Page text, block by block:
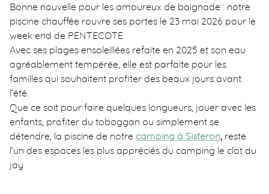
Bonne nouvelle pour les amoureux de baignade : notre
piscine chauffée rouvre ses portes le 23 mai 2026 pour le
week end de PENTECOTE
Avec ses plages ensoleillées refaite en 2025 et son eau
agréablement tempérée, elle est parfaite pour les
familles qui souhaitent profiter des beaux jours avant
l’été.
Que ce soit pour faire quelques longueurs, jouer avec les
enfants, profiter du toboggan ou simplement se
détendre, la piscine de notre camping à Sisteron, reste
l’un des espaces les plus appréciés du camping le clot du
jay